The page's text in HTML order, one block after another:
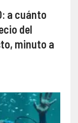
a cuánto
del
minuto a